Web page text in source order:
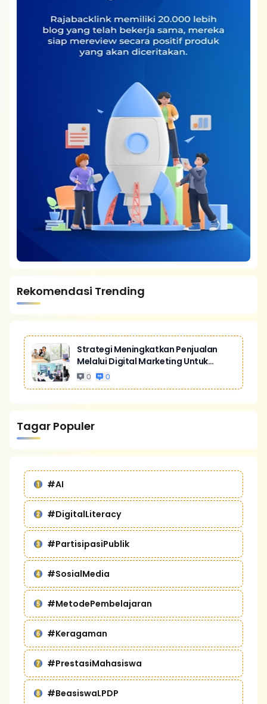
Rekomendasi Trending
Strategi Meningkatkan Penjualan
Melalui Digital Marketing Untuk
Bisnis Yang Lebih Kompetitif
0 0
Tagar Populer
#AI
#DigitalLiteracy
#PartisipasiPublik
#SosialMedia
#MetodePembelajaran
#Keragaman
#PrestasiMahasiswa
#BeasiswaLPDP